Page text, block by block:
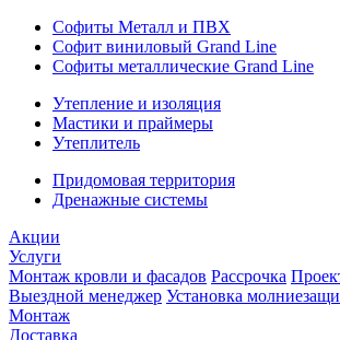
Софиты Металл и ПВХ
Софит виниловый Grand Line
Софиты металлические Grand Line
Утепление и изоляция
Мастики и праймеры
Утеплитель
Придомовая территория
Дренажные системы
Акции
Услуги
Монтаж кровли и фасадов Рассрочка
Выездной менеджер Установка
Монтаж
Доставка